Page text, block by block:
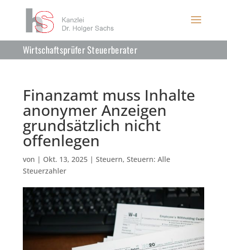
Wirtschaftsprüfer Steuerberater
Finanzamt muss Inhalte
anonymer Anzeigen
grundsätzlich nicht
offenlegen
von | Okt. 13, 2025| Steuern, Steuern: Alle
Steuerzahler